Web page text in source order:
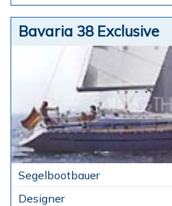
Bavaria 38 Exclusive